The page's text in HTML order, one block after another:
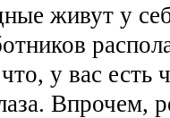
живут у
у вас есть
Впрочем,